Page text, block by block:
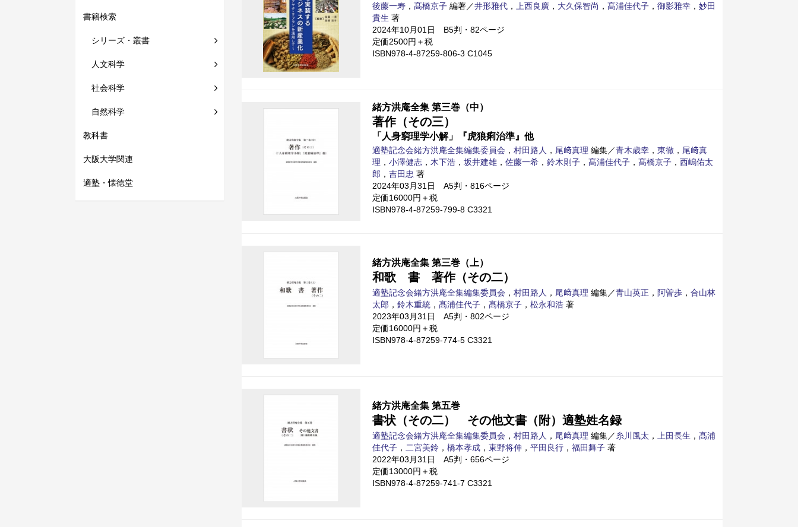
書籍検索
シリーズ・叢書
人文科学
社会科学
自然科学
教科書
大阪大学関連
適塾・懐徳堂
後藤一寿 ， 髙橋京子 編著／井形雅代 ， 上西良廣 ， 大久保智尚 ， 髙浦佳代子 ， 御影雅幸 ， 妙田
貴生 著
2024年10月01日 B5判・82ページ
定価2500円＋税
ISBN978-4-87259-806-3 C1045
緒方洪庵全集 第三巻（中）
著作（その三）
「人身窮理学小解」『虎狼痢治準』他
適塾記念会緒方洪庵全集編集委員会 ， 村田路人 ， 尾﨑真理 編集／青木歳幸 ， 東徹 ， 尾﨑真
理 ， 小澤健志 ， 木下浩 ， 坂井建雄 ， 佐藤一希 ， 鈴木則子 ， 髙浦佳代子 ， 髙橋京子 ， 西嶋佑太
郎 ， 吉田忠 著
2024年03月31日 A5判・816ページ
定価16000円＋税
ISBN978-4-87259-799-8 C3321
緒方洪庵全集 第三巻（上）
和歌 書 著作（その二）
適塾記念会緒方洪庵全集編集委員会 ， 村田路人 ， 尾﨑真理 編集／青山英正 ， 阿曽歩 ， 合山林
太郎 ， 鈴木重統 ， 髙浦佳代子 ， 髙橋京子 ， 松永和浩 著
2023年03月31日 A5判・802ページ
定価16000円＋税
ISBN978-4-87259-774-5 C3321
緒方洪庵全集 第五巻
書状（その二） その他文書（附）適塾姓名録
適塾記念会緒方洪庵全集編集委員会 ， 村田路人 ， 尾﨑真理 編集／糸川風太 ， 上田長生 ， 髙浦
佳代子 ， 二宮美鈴 ， 橋本孝成 ， 東野将伸 ， 平田良行 ， 福田舞子 著
2022年03月31日 A5判・656ページ
定価13000円＋税
ISBN978-4-87259-741-7 C3321